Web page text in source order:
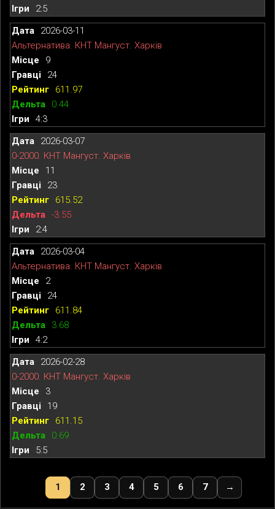
2:5
2026-03-11
Альтернатива. КНТ Мангуст. Харків
9
24
611.97
0.44
4:3
2026-03-07
0-2000. КНТ Мангуст. Харків
11
23
615.52
-3.55
2:4
2026-03-04
Альтернатива. КНТ Мангуст. Харків
2
24
611.84
3.68
4:2
2026-02-28
0-2000. КНТ Мангуст. Харків
3
19
611.15
0.69
5:5
1 2 3 4 5 6 7 →